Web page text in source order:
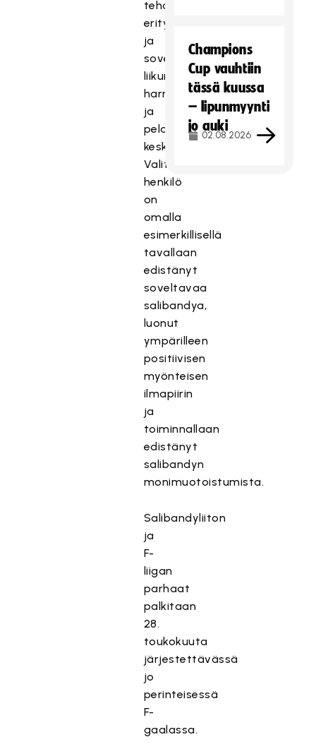
tehdään
erityis-
ja
soveltavan
liikunnan
harrastajien
ja
pelaajien
keskuudesta.
Valittava
henkilö
on
omalla
esimerkillisellä
tavallaan
edistänyt
soveltavaa
salibandya,
luonut
ympärilleen
positiivisen
myönteisen
ilmapiirin
ja
toiminnallaan
edistänyt
salibandyn
monimuotoistumista.
Salibandyliiton
ja
F-
liigan
parhaat
palkitaan
28.
toukokuuta
järjestettävässä
jo
perinteisessä
F-
gaalassa.
Champions
Cup vauhtiin
tässä kuussa
– lipunmyynti
jo auki
02.08.2026